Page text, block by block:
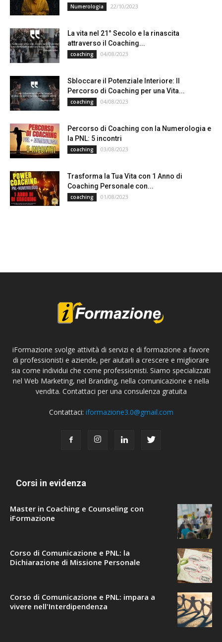
Numerologia 22/10/2023
La vita nel 21° Secolo e la rinascita
attraverso il Coaching...
coaching 04/08/2023
Sbloccare il Potenziale Interiore: Il
Percorso di Coaching per una Vita...
coaching 04/08/2023
Percorso di Coaching con la Numerologia e
la PNL: 5 incontri
coaching 03/08/2023
Trasforma la Tua Vita con 1 Anno di
Coaching Personale con...
coaching 01/08/2023
iFormazione svolge attività di servizi e di formazione a favore
di professionisti e aziende, per aiutarli a crescere e migliorare
sia come individui che come professionisti. Siamo specializzati
nel Web Marketing, nel Branding, nella comunicazione e nella
vendita. Contattaci per una consulenza gratuita
Contattaci: iformazione3.0@gmail.com
Corsi in evidenza
Master in Coaching e Counseling con
iFormazione
Corso di Comunicazione e PNL: la
Dichiarazione di Missione Personale
Corso di Comunicazione e PNL: impara a
vivere nell'Interdipendenza